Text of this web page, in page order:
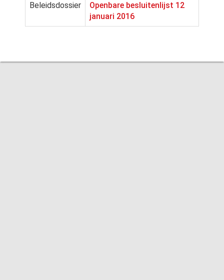
Beleidsdossier
Openbare besluitenlijst 12
januari 2016